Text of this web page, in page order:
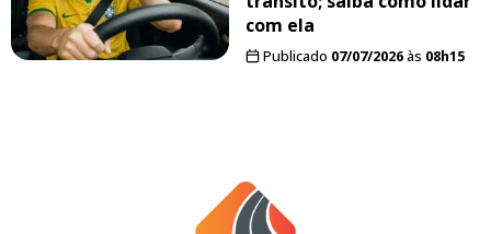
com ela
Publicado 07/07/2026às 08h15